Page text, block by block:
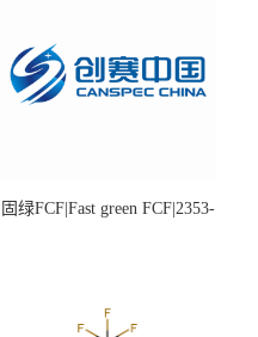
固绿FCF|Fast green FCF|2353-